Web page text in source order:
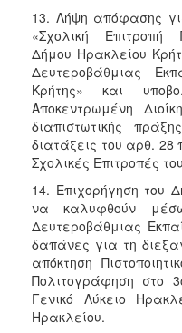
13. Λήψη απόφασης
«Σχολική Επιτροπή
Δήμου Ηρακλείου
Δευτεροβάθμιας
Κρήτης» και
Αποκεντρωμένη
διαπιστωτικής
διατάξεις του αρθ. 28
Σχολικές Επιτροπές
14. Επιχορήγηση του
να καλυφθούν
Δευτεροβάθμιας
δαπάνες για τη
απόκτηση
Πολιτογράφηση στο
Γενικό Λύκειο
Ηρακλείου.